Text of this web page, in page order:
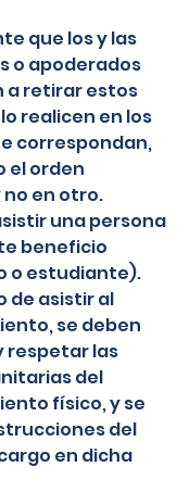
que los y las
o apoderados
a retirar estos
realicen en los
correspondan,
el orden
no en otro.
una persona
beneficio
o estudiante).
de asistir al
se deben
respetar las
del
físico, y se
del
en dicha